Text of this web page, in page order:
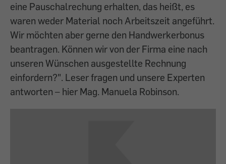
eine Pauschalrechung erhalten, das heißt, es
waren weder Material noch Arbeitszeit angeführt.
Wir möchten aber gerne den Handwerkerbonus
beantragen. Können wir von der Firma eine nach
unseren Wünschen ausgestellte Rechnung
einfordern?". Leser fragen und unsere Experten
antworten – hier Mag. Manuela Robinson.